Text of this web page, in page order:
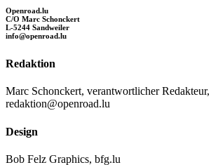
Openroad.lu
C/O Marc Schonckert
L-5244 Sandweiler
info@openroad.lu
Redaktion
Marc Schonckert, verantwortlicher Redakteur,
redaktion@openroad.lu
Design
Bob Felz Graphics, bfg.lu